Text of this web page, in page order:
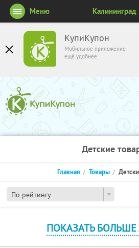
КупиКупон
Мобильное приложение
ещё удобнее
Меню Калининград
Детские
По рейтингу
Главная Товары
ПОКАЗАТЬ